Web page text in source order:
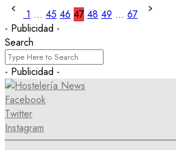
1 … 45 46 47 48 49 … 67
- Publicidad -
Search
- Publicidad -
Facebook
Twitter
Instagram